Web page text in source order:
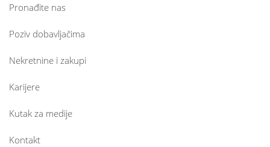
Pronađite nas
Poziv dobavljačima
Nekretnine i zakupi
Karijere
Kutak za medije
Kontakt